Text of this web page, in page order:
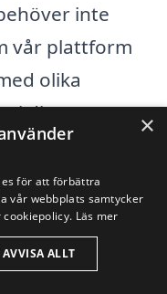
inte
vår plattform
olika
i ditt
få flera
jämföra
vilken typ av
vi hjälpa dig
×
för att förbättra
vår webbplats samtycker
Läs mer
AVVISA ALLT